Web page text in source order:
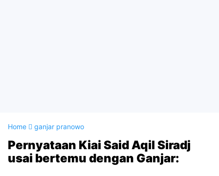
Home ganjar pranowo
Pernyataan Kiai Said Aqil Siradj
usai bertemu dengan Ganjar: